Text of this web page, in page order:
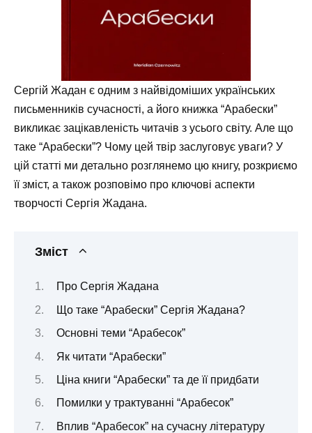
Сергій Жадан є одним з найвідоміших українських
письменників сучасності, а його книжка “Арабески”
викликає зацікавленість читачів з усього світу. Але що
таке “Арабески”? Чому цей твір заслуговує уваги? У
цій статті ми детально розглянемо цю книгу, розкриємо
її зміст, а також розповімо про ключові аспекти
творчості Сергія Жадана.
Зміст
Про Сергія Жадана
Що таке “Арабески” Сергія Жадана?
Основні теми “Арабесок”
Як читати “Арабески”
Ціна книги “Арабески” та де її придбати
Помилки у трактуванні “Арабесок”
Вплив “Арабесок” на сучасну літературу